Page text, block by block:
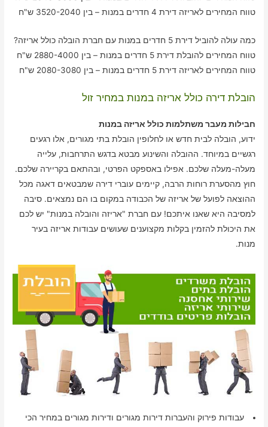
טווח המחירים לאריזה דירת 4 חדרים במנות – בין 3520-2040 ש"ח
כמה עולה להוביל דירת 5 חדרים במנות עם חברת הובלה כולל אריזה?
טווח המחירים להובלת דירת 5 חדרים במנות – בין 2880-4000 ש"ח
טווח המחירים לאריזה דירת 5 חדרים במנות – בין 2080-3080 ש"ח
הובלת דירה כולל אריזה במנות במחיר זול
חבילות מעבר משתלמות כולל אריזה במנות
ידוע, הובלה לבית חדש או לחלופין הובלת בתי מגורים, אלו רגעים
רגשיים במיוחד. ההובלה והשינוע מבטא בדגש התרחבות, עלייה
מעלה-מעלה שלכם. אפילו באספקט הפרטי, ובהתאם בקריירה שלכם.
חוץ מהסערת רוחות הרבה, קיימים עוברי דירה שמבטאים דאגה מכל
ההוצאה לפועל של אריזה של הכבודה במקום בו הם נמצאים. סיבה
למסיבה היא שאנו איתכם! עם חברת "אריזה והובלה במנות" יש לכם
את היכולת להזמין בקלות מקצוענים שעושים עבודות אריזה בעיר
מנות.
עבודות פירוק והעברות דירות מגורים ודירות מגורים במחיר הכי